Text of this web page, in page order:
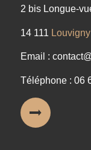
2 bis Longue-
14 111 Louvigny
Email :
Téléphone : 06